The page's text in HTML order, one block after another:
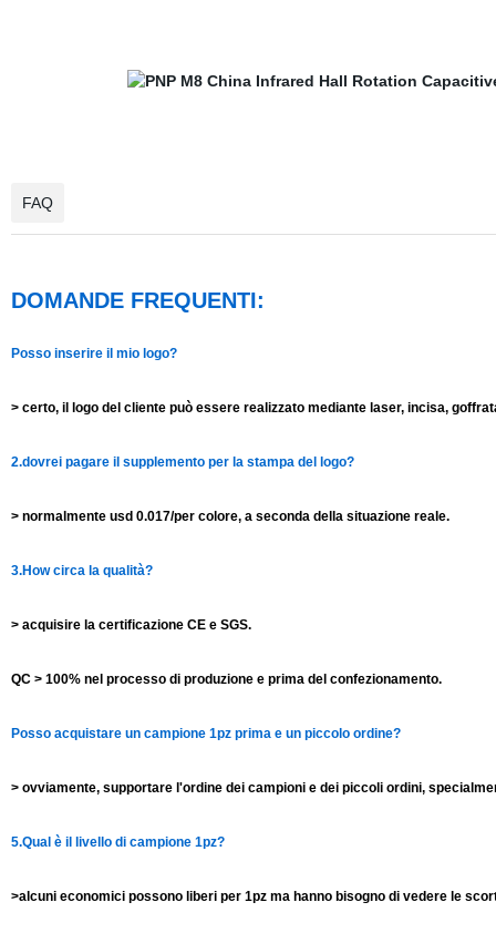
FAQ
DOMANDE FREQUENTI:
Posso inserire il mio logo?
> certo, il logo del cliente può essere realizzato mediante laser, incisa,
2.dovrei pagare il supplemento per la stampa del logo?
> normalmente usd 0.017/per colore, a seconda della situazione reale.
3.How circa la qualità?
> acquisire la certificazione CE e SGS.
QC > 100% nel processo di produzione e prima del confezionamento.
Posso acquistare un campione 1pz prima e un piccolo ordine?
> ovviamente, supportare l'ordine dei campioni e dei piccoli ordini,
5.Qual è il livello di campione 1pz?
>alcuni economici possono liberi per 1pz ma hanno bisogno di vedere le